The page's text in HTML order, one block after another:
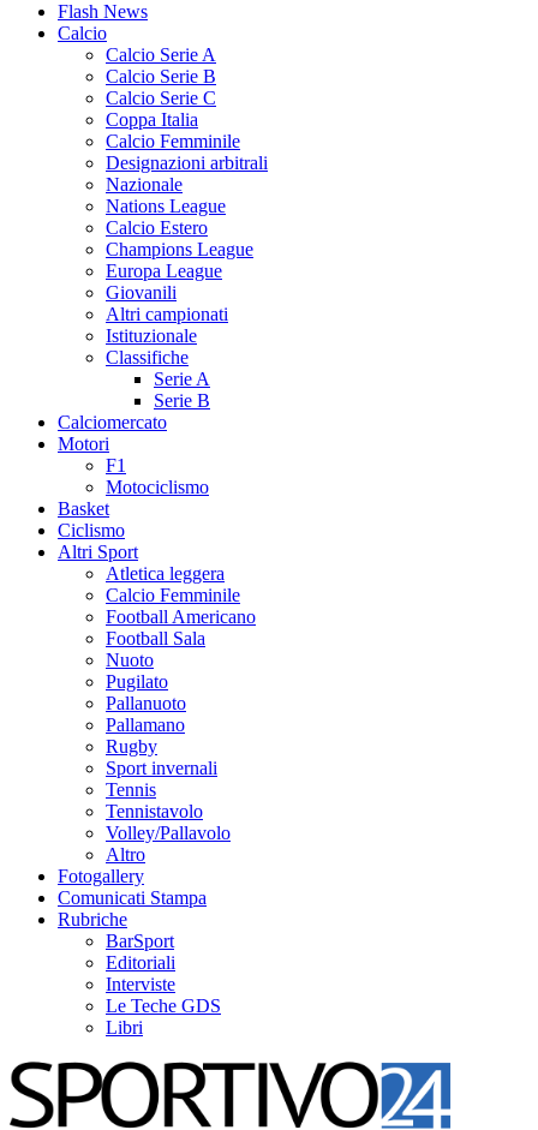
Flash News
Calcio
Calcio Serie A
Calcio Serie B
Calcio Serie C
Coppa Italia
Calcio Femminile
Designazioni arbitrali
Nazionale
Nations League
Calcio Estero
Champions League
Europa League
Giovanili
Altri campionati
Istituzionale
Classifiche
Serie A
Serie B
Calciomercato
Motori
F1
Motociclismo
Basket
Ciclismo
Altri Sport
Atletica leggera
Calcio Femminile
Football Americano
Football Sala
Nuoto
Pugilato
Pallanuoto
Pallamano
Rugby
Sport invernali
Tennis
Tennistavolo
Volley/Pallavolo
Altro
Fotogallery
Comunicati Stampa
Rubriche
BarSport
Editoriali
Interviste
Le Teche GDS
Libri